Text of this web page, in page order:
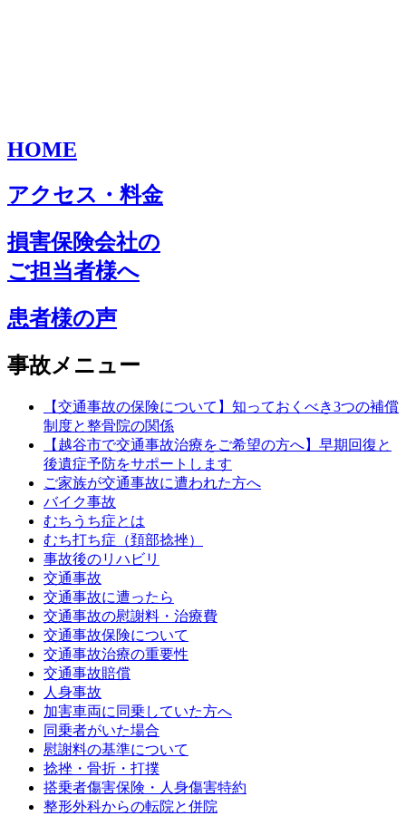
HOME
アクセス・料金
損害保険会社の
ご担当者様へ
患者様の声
事故メニュー
【交通事故の保険について】知っておくべき3つの補償
制度と整骨院の関係
【越谷市で交通事故治療をご希望の方へ】早期回復と
後遺症予防をサポートします
ご家族が交通事故に遭われた方へ
バイク事故
むちうち症とは
むち打ち症（頚部捻挫）
事故後のリハビリ
交通事故
交通事故に遭ったら
交通事故の慰謝料・治療費
交通事故保険について
交通事故治療の重要性
交通事故賠償
人身事故
加害車両に同乗していた方へ
同乗者がいた場合
慰謝料の基準について
捻挫・骨折・打撲
搭乗者傷害保険・人身傷害特約
整形外科からの転院と併院